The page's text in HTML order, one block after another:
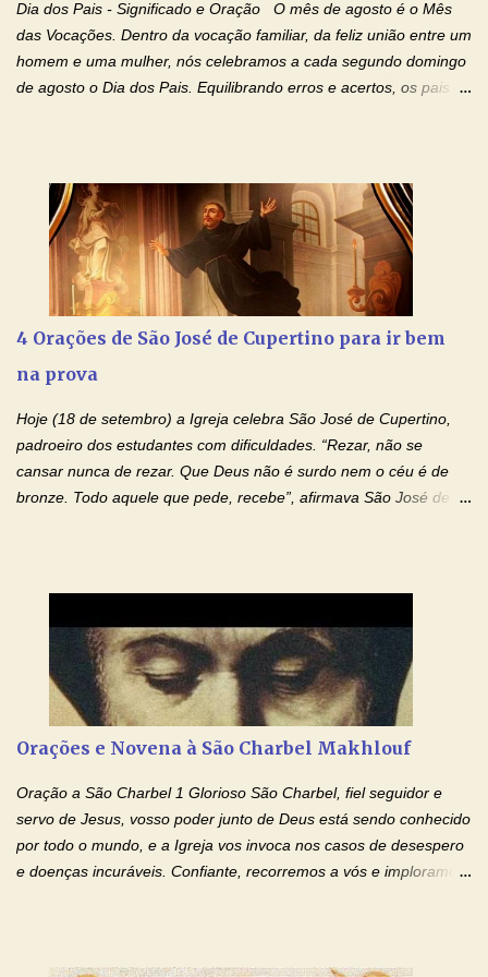
autoridade do Nome de Jesus libertai da escravidão do vício das
drogas, c...
Dia dos Pais - Significado e Oração O mês de agosto é o Mês
das Vocações. Dentro da vocação familiar, da feliz união entre um
homem e uma mulher, nós celebramos a cada segundo domingo
de agosto o Dia dos Pais. Equilibrando erros e acertos, os pais
conforto, boa alimentação, educação de qualidade. E, em geral,
procuram orientá-los para que enfrentem o mundo, com suas
alegrias, com seus dissabores. Acompanham-nos em suas
vitórias, em seus fracassos, em suas lutas. É claro que há
exceções, mas essas exceções só confirmam uma regra porque
estado natural, normal. O mundo de hoje apresenta anomalias
absurdas. Temos notícia de pais que torturam seus filhos, que os
filhos. Mas isso não é o c...
4 Orações de São José de Cupertino para ir bem
na prova
Hoje (18 de setembro) a Igreja celebra São José de Cupertino,
padroeiro dos estudantes com dificuldades. “Rezar, não se
cansar nunca de rezar. Que Deus não é surdo nem o céu é de
bronze. Todo aquele que pede, recebe”, afirmava São José de
mim o teu fervor, a tua sabedoria e a tua fé. Mostra tua bondade,
ajudando-me e eu me esforçarei para imitar tuas virtudes.
Glória… Amável protetor meu, o estudo geralmente é difícil, duro
e entediante para mim. Tu podes deixar tudo isso mais fácil e
esforço maior em meus estudos e uma vida mais digna de tua
santidade. Glória… Deus, que quiseste atrair tudo a teu unigênito
Filho, que foi crucificado, permite que, pelos méritos e exemplos
de te...
Orações e Novena à São Charbel Makhlouf
Oração a São Charbel 1 Glorioso São Charbel, fiel seguidor e
servo de Jesus, vosso poder junto de Deus está sendo conhecido
por todo o mundo, e a Igreja vos invoca nos casos de desespero
e doenças incuráveis. Confiante, recorremos a vós e imploramos